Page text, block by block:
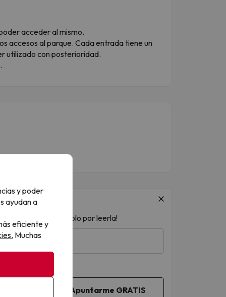
acceder al mismo.
accesos al parque. Cada entrada tiene un
utilizado con posterioridad.
a sorteos solo por leerla!
y poder
ayudan a
eficiente y
Muchas